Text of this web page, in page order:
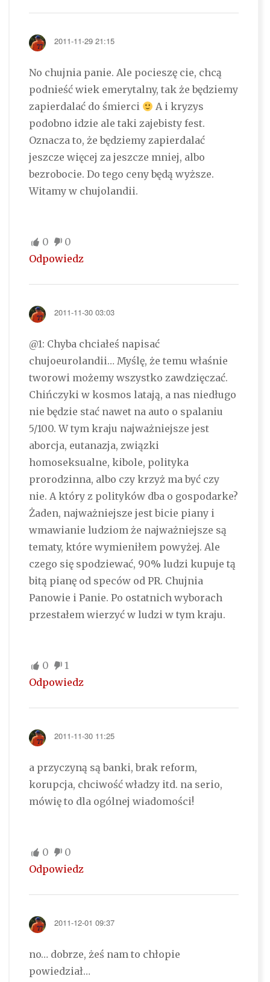
2011-11-29 21:15
No chujnia panie. Ale pocieszę cie, chcą
podnieść wiek emerytalny, tak że będziemy
zapierdalać do śmierci
A i kryzys
podobno idzie ale taki zajebisty fest.
Oznacza to, że będziemy zapierdalać
jeszcze więcej za jeszcze mniej, albo
bezrobocie. Do tego ceny będą wyższe.
Witamy w chujolandii.
0
0
Odpowiedz
2011-11-30 03:03
@1: Chyba chciałeś napisać
chujoeurolandii… Myślę, że temu właśnie
tworowi możemy wszystko zawdzięczać.
Chińczyki w kosmos latają, a nas niedługo
nie będzie stać nawet na auto o spalaniu
5/100. W tym kraju najważniejsze jest
aborcja, eutanazja, związki
homoseksualne, kibole, polityka
prorodzinna, albo czy krzyż ma być czy
nie. A który z polityków dba o gospodarke?
Żaden, najważniejsze jest bicie piany i
wmawianie ludziom że najważniejsze są
tematy, które wymieniłem powyżej. Ale
czego się spodziewać, 90% ludzi kupuje tą
bitą pianę od speców od PR. Chujnia
Panowie i Panie. Po ostatnich wyborach
przestałem wierzyć w ludzi w tym kraju.
0
1
Odpowiedz
2011-11-30 11:25
a przyczyną są banki, brak reform,
korupcja, chciwość władzy itd. na serio,
mówię to dla ogólnej wiadomości!
0
0
Odpowiedz
2011-12-01 09:37
no… dobrze, żeś nam to chłopie
powiedział…